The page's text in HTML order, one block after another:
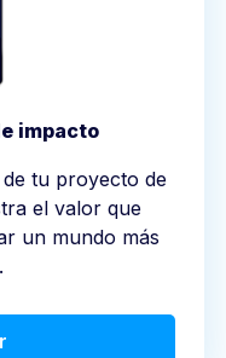
impacto
tu proyecto de
el valor que
un mundo más